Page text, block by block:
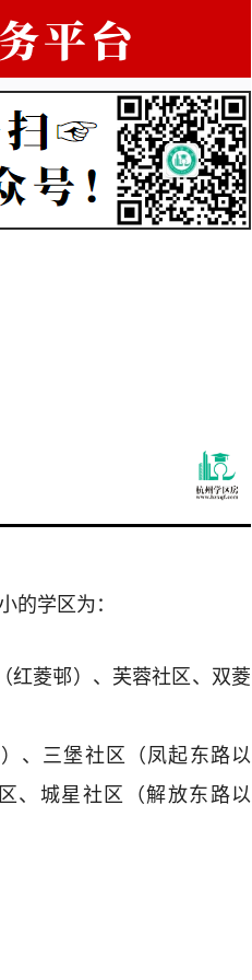
的学区为：
红菱邨）、芙蓉社区、双菱
、三堡社区（凤起东路以
、城星社区（解放东路以